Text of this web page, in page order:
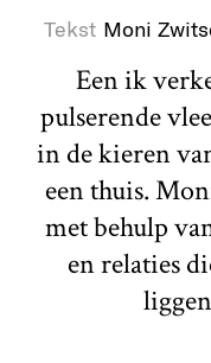
Tekst Moni
Een ik
pulserende
in de kieren
een thuis.
met behulp
en relaties